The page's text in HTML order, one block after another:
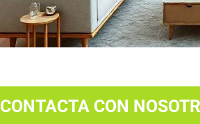
CONTACTA CON